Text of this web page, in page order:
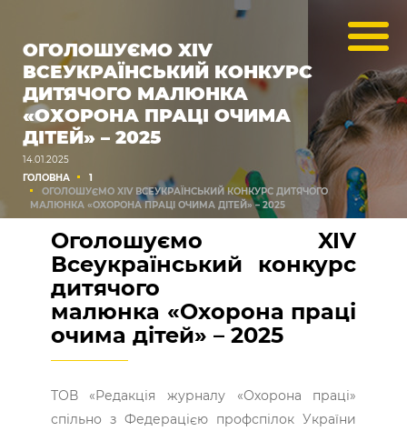
ОГОЛОШУЄМО XIV
ВСЕУКРАЇНСЬКИЙ КОНКУРС
ДИТЯЧОГО МАЛЮНКА
«ОХОРОНА ПРАЦІ ОЧИМА
ДІТЕЙ» – 2025
14.01.2025
ГОЛОВНА
1
ОГОЛОШУЄМО XIV ВСЕУКРАЇНСЬКИЙ КОНКУРС ДИТЯЧОГО
МАЛЮНКА «ОХОРОНА ПРАЦІ ОЧИМА ДІТЕЙ» – 2025
Оголошуємо XIV
Всеукраїнський конкурс
дитячого
малюнка «Охорона праці
очима дітей» – 2025
ТОВ «Редакція журналу «Охорона праці»
спільно з Федерацією профспілок України